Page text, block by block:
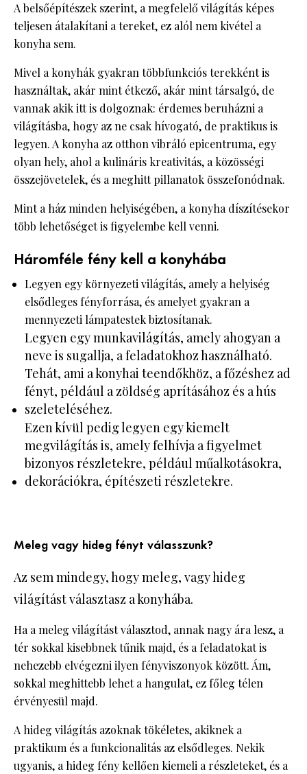
A belsőépítészek szerint, a megfelelő világítás képes
teljesen átalakítani a tereket, ez alól nem kivétel a
konyha sem.
Mivel a konyhák gyakran többfunkciós terekként is
használtak, akár mint étkező, akár mint társalgó, de
vannak akik itt is dolgoznak: érdemes beruházni a
világításba, hogy az ne csak hívogató, de praktikus is
legyen. A konyha az otthon vibráló epicentruma, egy
olyan hely, ahol a kulináris kreativitás, a közösségi
összejövetelek, és a meghitt pillanatok összefonódnak.
Mint a ház minden helyiségében, a konyha díszítésekor
több lehetőséget is figyelembe kell venni.
Háromféle fény kell a konyhába
Legyen egy környezeti világítás, amely a helyiség
elsődleges fényforrása, és amelyet gyakran a
mennyezeti lámpatestek biztosítanak.
Legyen egy munkavilágítás, amely ahogyan a
neve is sugallja, a feladatokhoz használható.
Tehát, ami a konyhai teendőkhöz, a főzéshez ad
fényt, például a zöldség aprításához és a hús
szeleteléséhez.
Ezen kívül pedig legyen egy kiemelt
megvilágítás is, amely felhívja a figyelmet
bizonyos részletekre, például műalkotásokra,
dekorációkra, építészeti részletekre.
Meleg vagy hideg fényt válasszunk?
Az sem mindegy, hogy meleg, vagy hideg
világítást választasz a konyhába.
Ha a meleg világítást választod, annak nagy ára lesz, a
tér sokkal kisebbnek tűnik majd, és a feladatokat is
nehezebb elvégezni ilyen fényviszonyok között. Ám,
sokkal meghittebb lehet a hangulat, ez főleg télen
érvényesül majd.
A hideg világítás azoknak tökéletes, akiknek a
praktikum és a funkcionalitás az elsődleges. Nekik
ugyanis, a hideg fény kellően kiemeli a részleteket, és a